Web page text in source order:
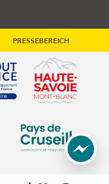
PRESSEBEREICH
une nouvelle fenêtre)
de France (s'ouvre
(s'ouvre dans
nouvelle fenêtre)
de communes du
Communauté de